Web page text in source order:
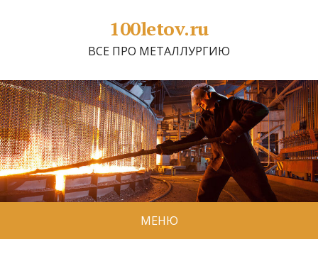
100letov.ru
ВСЕ ПРО МЕТАЛЛУРГИЮ
МЕНЮ